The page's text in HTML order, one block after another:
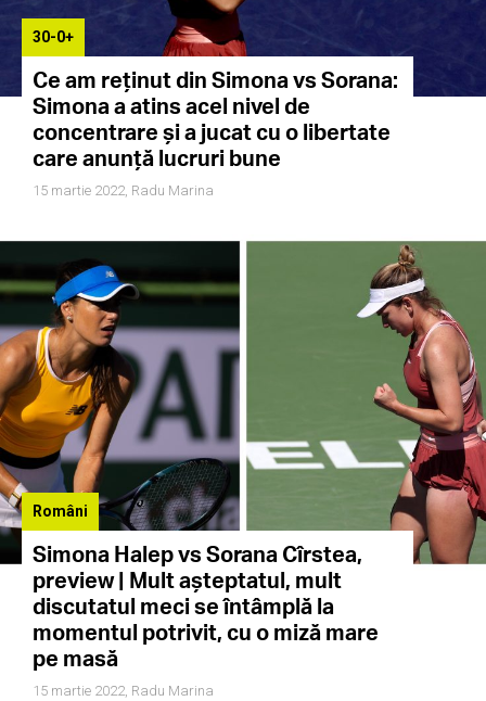
30-0+
Ce am reținut din Simona vs Sorana:
Simona a atins acel nivel de
concentrare și a jucat cu o libertate
care anunță lucruri bune
15 martie 2022, Radu Marina
Români
Simona Halep vs Sorana Cîrstea,
preview | Mult așteptatul, mult
discutatul meci se întâmplă la
momentul potrivit, cu o miză mare
pe masă
15 martie 2022, Radu Marina